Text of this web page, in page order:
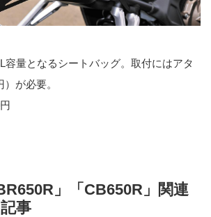
容量となるシートバッグ。取付にはアタ
が必要。
」「CB650R」関連
事